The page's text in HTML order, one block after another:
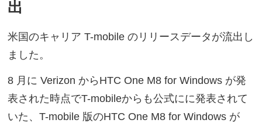
出
米国のキャリア T-mobile のリリースデータが流出し
ました。
8 月に Verizon からHTC One M8 for Windows が発
表された時点でT-mobileからも公式にに発表されて
いた、T-mobile 版のHTC One M8 for Windows が